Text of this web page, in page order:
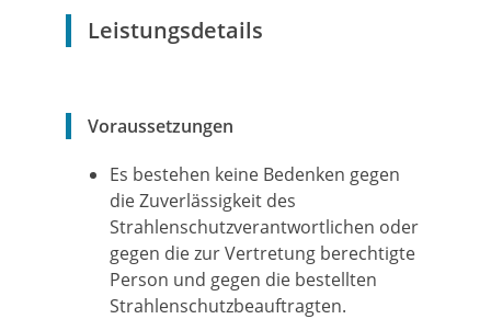
Leistungsdetails
Voraussetzungen
Es bestehen keine Bedenken gegen
die Zuverlässigkeit des
Strahlenschutzverantwortlichen oder
gegen die zur Vertretung berechtigte
Person und gegen die bestellten
Strahlenschutzbeauftragten.